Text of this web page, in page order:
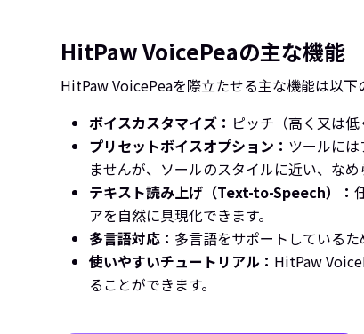
HitPaw VoicePeaの主な機能
HitPaw VoicePeaを際立たせる主な機能は以下
ボイスカスタマイズ： ピッチ（高く又は
プリセットボイスオプション： ツールに
ませんが、ソールのスタイルに近い、な
テキスト読み上げ（Text-to-Speech）：
アを自然に具現化できます。
多言語対応： 多言語をサポートしている
使いやすいチュートリアル： HitPaw
ることができます。